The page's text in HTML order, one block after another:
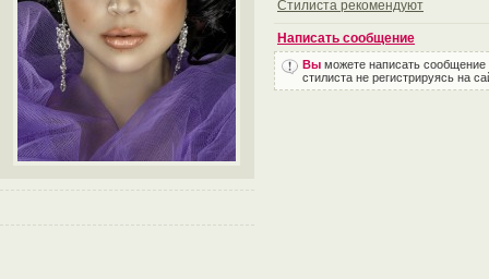
Стилиста рекомендуют
Написать сообщение
Вы можете написать сообщение
стилиста не регистрируясь на